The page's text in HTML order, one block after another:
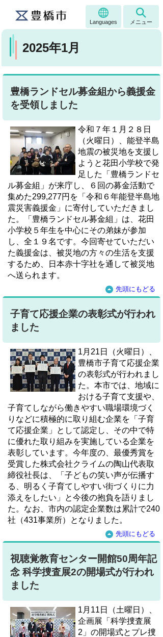
Languages メニュー
2025年1月
豊橋ランドセル募金組から義援金
を受領しました
令和７年１月２８日
（火曜日）、能登半島
地震の被災地を支援し
ようと花田小学校で発
足した「豊橋ランドセ
ル募金組」が来庁し、６回の募金活動で
集めた299,277円を「令和６年能登半島地
震災害義援金」に寄付していただきまし
た。「豊橋ランドセル募金組」は、花田
小学校５年生を中心にその弟妹が参加
し、全１９名です。今回寄せていただい
た義援金は、被災地の方々の生活を支援
するため、日本赤十字社を通して被災地
へ送られます。
先頭にもどる
子育て応援企業の表彰式が行われ
ました
1月21日（火曜日）、
豊橋市子育て応援企業
の表彰式が行われまし
た。本市では、地域に
おける子育て支援や、
子育てしながら働きやすい職場環境づく
りなどに積極的に取り組む企業を「子育
て応援企業」として認定し、その中で特
に優れた取り組みを実施している企業を
表彰しています。今年度の、最優秀賞を
受賞した株式会社クライムの陶山代表取
締役社長は、「子どもの笑い声が伝播す
る、明るく子育てしやすい街づくりに力
添えをしたい」と今後の抱負を語りまし
た。なお、市内の認定企業数は累計で240
社（431事業所）となりました。
先頭にもどる
視聴覚教育センター開館50周年記
念 科学捜査展2の開場式が行われ
ました
1月11日（土曜日）、
企画展「科学捜査展
2」の開場式とプレ捜